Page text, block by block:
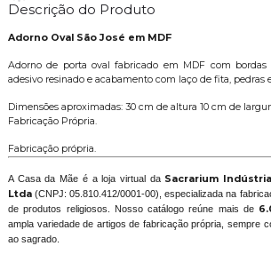
Descrição do Produto
Adorno Oval São José em MDF
Adorno de porta oval fabricado em MDF com bordas
adesivo resinado e acabamento com laço de fita, pedras
Dimensões aproximadas: 30 cm de altura 10 cm de
Fabricação Própria.
Fabricação própria.
A Casa da Mãe é a loja virtual daSacrarium
Ltda(CNPJ: 05.810.412/0001-00), especializada na
de produtos religiosos. Nosso catálogo reúne mais de
ampla variedade de artigos de fabricação própria, sempre
ao sagrado.